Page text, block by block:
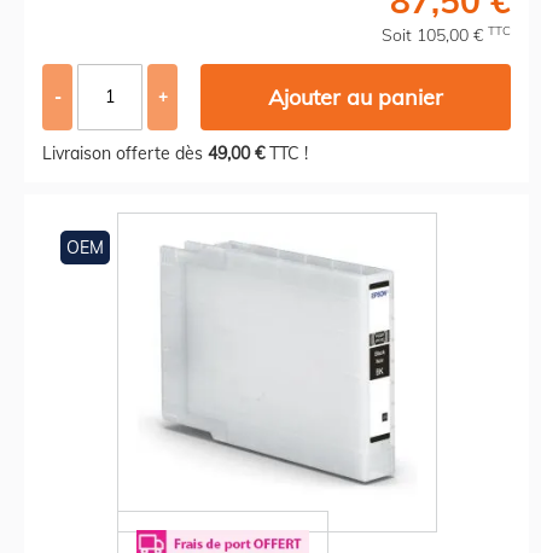
Soit 105,00 € TTC
- + Ajouter au panier
Livraison offerte dès 49,00 €TTC !
OEM